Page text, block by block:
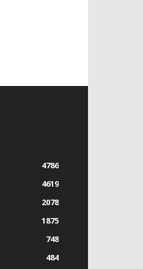
4786
4619
2078
1875
748
484